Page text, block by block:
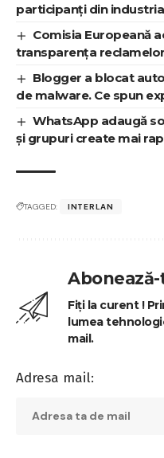
participanți din
Comisia Europeană
transparența
Blogger a blocat
de malware. Ce spun
WhatsApp adaugă
și grupuri create mai
TAGGED: INTERLAN
Fiți la curent !
lumea
mail.
Adresa mail: